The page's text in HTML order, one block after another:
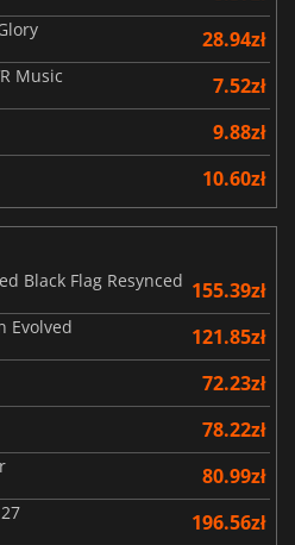
28.94zł
Music 7.52zł
9.88zł
10.60zł
Black Flag Resynced 155.39zł
Evolved 121.85zł
72.23zł
78.22zł
80.99zł
196.56zł